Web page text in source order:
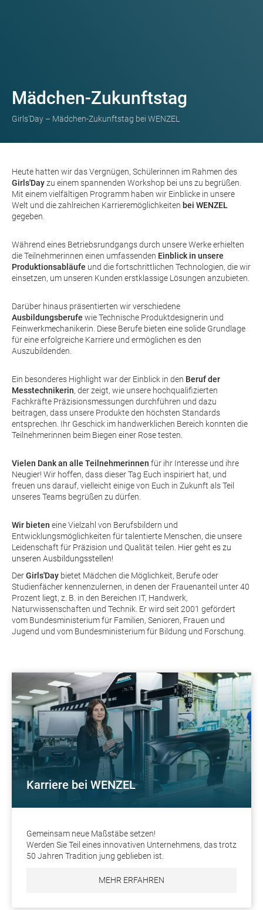
Mädchen-Zukunftstag
Girls'Day – Mädchen-Zukunftstag bei WENZEL
Heute hatten wir das Vergnügen, Schülerinnen im Rahmen des
Girls'Dayzu einem spannenden Workshop bei uns zu begrüßen.
Mit einem vielfältigen Programm haben wir Einblicke in unsere
Welt und die zahlreichen Karrieremöglichkeiten bei WENZEL
gegeben.
Während eines Betriebsrundgangs durch unsere Werke erhielten
die Teilnehmerinnen einen umfassenden Einblick in unsere
Produktionsabläufe und die fortschrittlichen Technologien, die wir
einsetzen, um unseren Kunden erstklassige Lösungen anzubieten.
Darüber hinaus präsentierten wir verschiedene
Ausbildungsberufe wie Technische Produktdesignerin und
Feinwerkmechanikerin. Diese Berufe bieten eine solide Grundlage
für eine erfolgreiche Karriere und ermöglichen es den
Auszubildenden.
Ein besonderes Highlight war der Einblick in den Beruf der
Messtechnikerin, der zeigt, wie unsere hochqualifizierten
Fachkräfte Präzisionsmessungen durchführen und dazu
beitragen, dass unsere Produkte den höchsten Standards
entsprechen. Ihr Geschick im handwerklichen Bereich konnten die
Teilnehmerinnen beim Biegen einer Rose testen.
Vielen Dank an alle Teilnehmerinnen für ihr Interesse und ihre
Neugier! Wir hoffen, dass dieser Tag Euch inspiriert hat, und
freuen uns darauf, vielleicht einige von Euch in Zukunft als Teil
unseres Teams begrüßen zu dürfen.
Wir bieten eine Vielzahl von Berufsbildern und
Entwicklungsmöglichkeiten für talentierte Menschen, die unsere
Leidenschaft für Präzision und Qualität teilen. Hier geht es zu
unseren Ausbildungsstellen!
DerGirls'Day bietet Mädchen die Möglichkeit, Berufe oder
Studienfächer kennenzulernen, in denen der Frauenanteil unter 40
Prozent liegt, z. B. in den Bereichen IT, Handwerk,
Naturwissenschaften und Technik. Er wird seit 2001 gefördert
vom Bundesministerium für Familien, Senioren, Frauen und
Jugend und vom Bundesministerium für Bildung und Forschung.
Karriere bei WENZEL
Gemeinsam neue Maßstäbe setzen!
Werden Sie Teil eines innovativen Unternehmens, das trotz
50 Jahren Tradition jung geblieben ist.
MEHR ERFAHREN